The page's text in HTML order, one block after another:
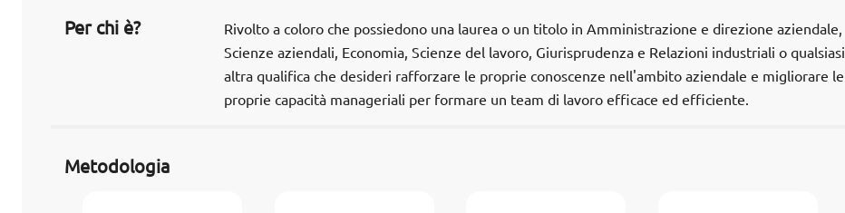
Per chi è?
Rivolto a coloro che possiedono una laurea o un titolo in Amministrazione e direzione aziendale,
Scienze aziendali, Economia, Scienze del lavoro, Giurisprudenza e Relazioni industriali o qualsiasi
altra qualifica che desideri rafforzare le proprie conoscenze nell'ambito aziendale e migliorare le
proprie capacità manageriali per formare un team di lavoro efficace ed efficiente.
Metodologia